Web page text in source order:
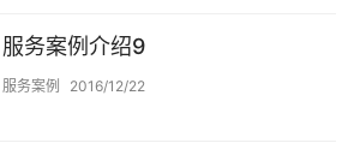
服务案例介绍9
服务案例 2016/12/22